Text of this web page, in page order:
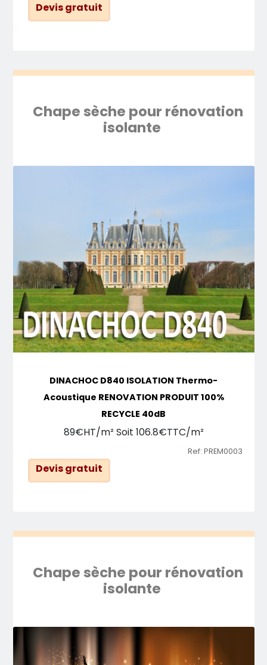
Devis gratuit
Chape sèche pour rénovation
isolante
DINACHOC D840 ISOLATION Thermo-
Acoustique RENOVATION PRODUIT 100%
RECYCLE 40dB
89€HT/m² Soit 106.8€TTC/m²
Ref: PREM0003
Devis gratuit
Chape sèche pour rénovation
isolante